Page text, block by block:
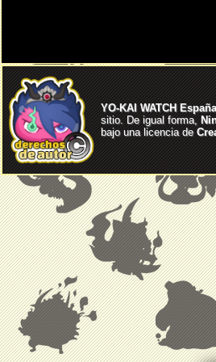
YO-KAI WATCH
sitio. De igual forma,
bajo una licencia de